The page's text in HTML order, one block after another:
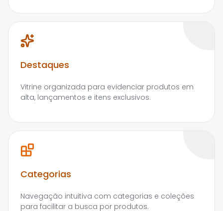
Destaques
Vitrine organizada para evidenciar produtos em
alta, lançamentos e itens exclusivos.
Categorias
Navegação intuitiva com categorias e coleções
para facilitar a busca por produtos.